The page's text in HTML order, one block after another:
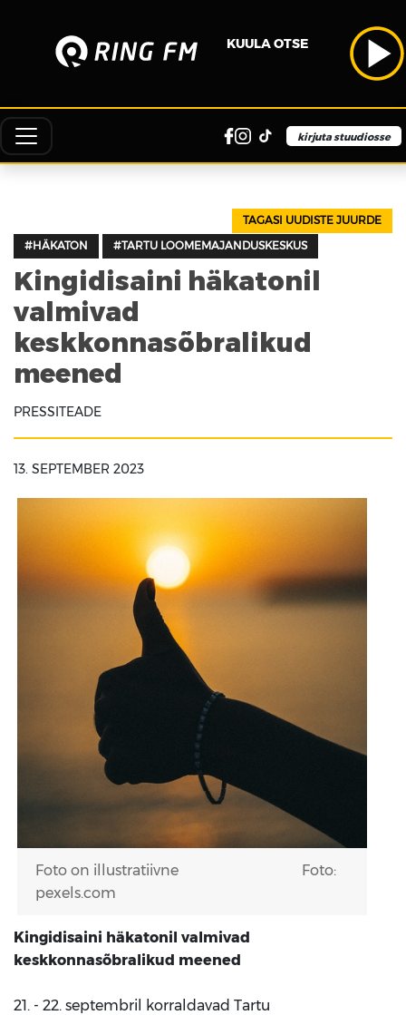
KUULA OTSE
kirjuta stuudiosse
#HÄKATON #TARTU LOOMEMAJANDUSKESKUS
TAGASI UUDISTE JUURDE
Kingidisaini häkatonil
valmivad
keskkonnasõbralikud
meened
PRESSITEADE
13. SEPTEMBER 2023
Foto on illustratiivne Foto:
pexels.com
Kingidisaini häkatonil valmivad
keskkonnasõbralikud meened
21. - 22. septembril korraldavad Tartu